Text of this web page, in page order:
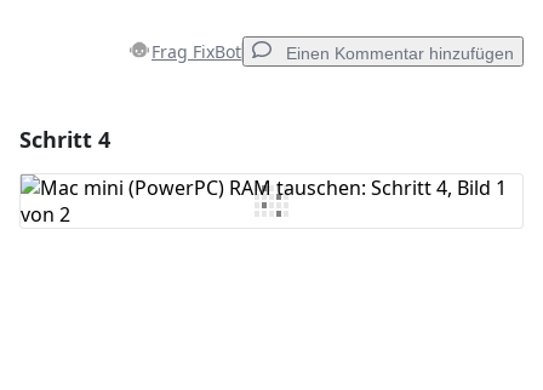
Frag FixBot Einen Kommentar hinzufügen
Kommentar hinzufügen
Schritt 4